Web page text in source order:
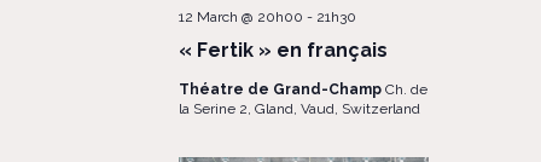
« Fertik » en français
12 March @ 20h00 - 21h30
Théatre de Grand-Champ Ch. de
la Serine 2, Gland, Vaud, Switzerland